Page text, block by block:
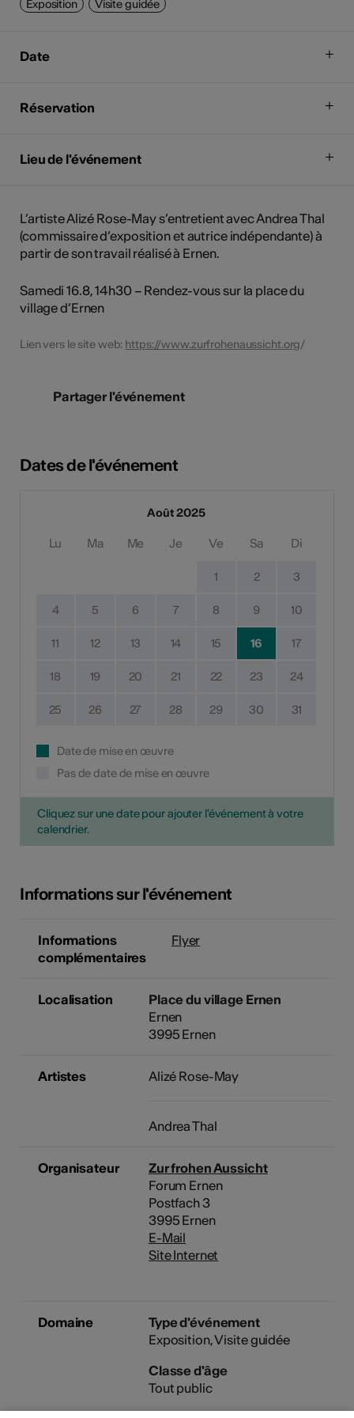
Exposition Visite guidée
Date
Réservation
Lieu de l'événement
L’artiste Alizé Rose-May s’entretient avec Andrea Thal
(commissaire d’exposition et autrice indépendante) à
partir de son travail réalisé à Ernen.
Samedi 16.8, 14h30 – Rendez-vous sur la place du
village d’Ernen
Lien vers le site web: https://www.zurfrohenaussicht.org/
Partager l'événement
Dates de l'événement
Août 2025
Lu Ma Me Je Ve Sa Di
1 2 3
4 5 6 7 8 9 10
11 12 13 14 15 16 17
18 19 20 21 22 23 24
25 26 27 28 29 30 31
Date de mise en œuvre
Pas de date de mise en œuvre
Cliquez sur une date pour ajouter l'événement à votre
calendrier.
Informations sur l'événement
Informations
complémentaires
Flyer
Localisation
Place du village Ernen
Ernen
3995 Ernen
Artistes Alizé Rose-May
Andrea Thal
Organisateur
Zur frohen Aussicht
Forum Ernen
Postfach 3
3995 Ernen
E-Mail
Site Internet
Domaine
Type d'événement
Exposition Visite guidée
Classe d'âge
Tout public